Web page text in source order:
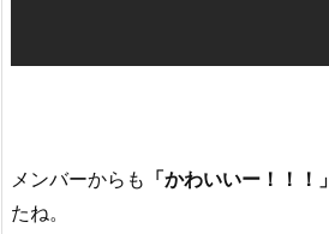
メンバーからも 「かわいいー！！！」
たね。